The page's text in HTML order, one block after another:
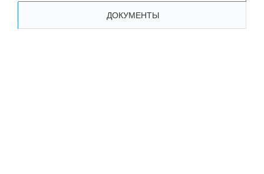
ДОКУМЕНТЫ